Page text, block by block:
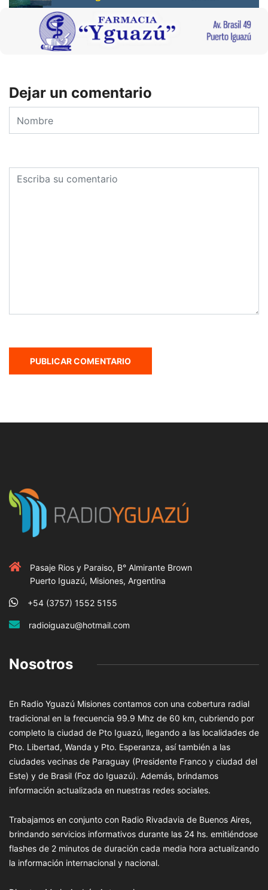
Dejar un comentario
Pasaje Rios y Paraiso, B° Almirante Brown
Puerto Iguazú, Misiones, Argentina
+54 (3757) 1552 5155
radioiguazu@hotmail.com
Nosotros
En Radio Yguazú Misiones contamos con una cobertura radial
tradicional en la frecuencia 99.9 Mhz de 60 km, cubriendo por
completo la ciudad de Pto Iguazú, llegando a las localidades de
Pto. Libertad, Wanda y Pto. Esperanza, así también a las
ciudades vecinas de Paraguay (Presidente Franco y ciudad del
Este) y de Brasil (Foz do Iguazú). Además, brindamos
información actualizada en nuestras redes sociales.
Trabajamos en conjunto con Radio Rivadavia de Buenos Aires,
brindando servicios informativos durante las 24 hs. emitiéndose
flashes de 2 minutos de duración cada media hora actualizando
la información internacional y nacional.